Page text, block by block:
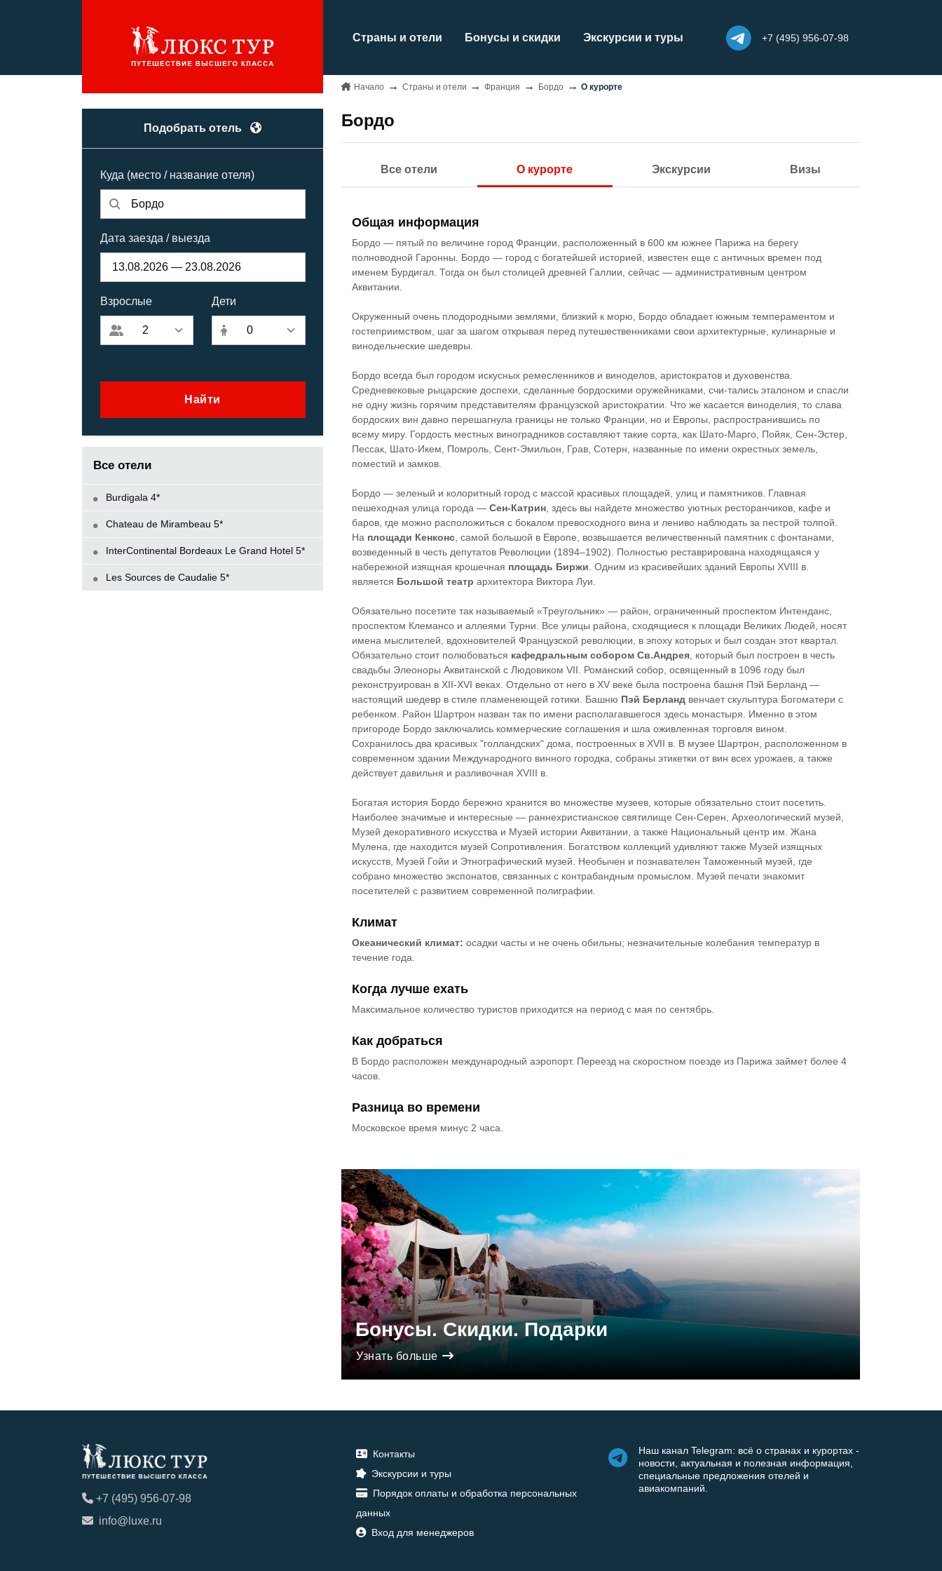
Страны и отели Бонусы и скидки Экскурсии и туры +7 (495) 956-07-98
Подобрать отель
Куда (место / название отеля)
Дата заезда / выезда
Взрослые Дети
Найти
Все отели
Burdigala 4*
Chаteau de Mirambeau 5*
InterContinental Bordeaux Le Grand Hotel 5*
Les Sources de Caudalie 5*
Начало Страны и отели Франция Бордо О курорте
Бордо
Все отели О курорте Экскурсии Визы
Общая информация
Бордо — пятый по величине город Франции, расположенный в 600 км южнее Парижа на берегу
полноводной Гаронны. Бордо — город с богатейшей историей, известен еще с античных времен под
именем Бурдигал. Тогда он был столицей древней Галлии, сейчас — административным центром
Аквитании.
Окруженный очень плодородными землями, близкий к морю, Бордо обладает южным темпераментом и
гостеприимством, шаг за шагом открывая перед путешественниками свои архитектурные, кулинарные и
винодельческие шедевры.
Бордо всегда был городом искусных ремесленников и виноделов, аристократов и духовенства.
Средневековые рыцарские доспехи, сделанные бордоскими оружейниками, счи-тались эталоном и спасли
не одну жизнь горячим представителям французской аристократии. Что же касается виноделия, то слава
бордоских вин давно перешагнула границы не только Франции, но и Европы, распространившись по
всему миру. Гордость местных виноградников составляют такие сорта, как Шато-Марго, Пойяк, Сен-Эстер,
Пессак, Шато-Икем, Помроль, Сент-Эмильон, Грав, Сотерн, названные по имени окрестных земель,
поместий и замков.
Бордо — зеленый и колоритный город с массой красивых площадей, улиц и памятников. Главная
пешеходная улица города — Сен-Катрин , здесь вы найдете множество уютных ресторанчиков, кафе и
баров, где можно расположиться с бокалом превосходного вина и лениво наблюдать за пестрой толпой.
На площади Кенконс , самой большой в Европе, возвышается величественный памятник с фонтанами,
возведенный в честь депутатов Революции (1894–1902). Полностью реставрирована находящаяся у
набережной изящная крошечная площадь Биржи . Одним из красивейших зданий Европы XVIII в.
является Большой театр архитектора Виктора Луи.
Обязательно посетите так называемый «Треугольник» — район, ограниченный проспектом Интенданс,
проспектом Клемансо и аллеями Турни. Все улицы района, сходящиеся к площади Великих Людей, носят
имена мыслителей, вдохновителей Французской революции, в эпоху которых и был создан этот квартал.
Обязательно стоит полюбоваться кафедральным собором Св.Андрея , который был построен в честь
свадьбы Элеоноры Аквитанской с Людовиком VII. Романский собор, освященный в 1096 году был
реконструирован в XII-XVI веках. Отдельно от него в XV веке была построена башня Пэй Берланд —
настоящий шедевр в стиле пламенеющей готики. Башню Пэй Берланд венчает скульптура Богоматери с
ребенком. Район Шартрон назван так по имени располагавшегося здесь монастыря. Именно в этом
пригороде Бордо заключались коммерческие соглашения и шла оживленная торговля вином.
Сохранилось два красивых "голландских" дома, построенных в XVII в. В музее Шартрон, расположенном в
современном здании Международного винного городка, собраны этикетки от вин всех урожаев, а также
действует давильня и разливочная XVIII в.
Богатая история Бордо бережно хранится во множестве музеев, которые обязательно стоит посетить.
Наиболее значимые и интересные — раннехристианское святилище Сен-Серен, Археологический музей,
Музей декоративного искусства и Музей истории Аквитании, а также Национальный центр им. Жана
Мулена, где находится музей Сопротивления. Богатством коллекций удивляют также Музей изящных
искусств, Музей Гойи и Этнографический музей. Необычен и познавателен Таможенный музей, где
собрано множество экспонатов, связанных с контрабандным промыслом. Музей печати знакомит
посетителей с развитием современной полиграфии.
Климат
Океанический климат: осадки часты и не очень обильны; незначительные колебания температур в
течение года.
Когда лучше ехать
Максимальное количество туристов приходится на период с мая по сентябрь.
Как добраться
В Бордо расположен международный аэропорт. Переезд на скоростном поезде из Парижа займет более 4
часов.
Разница во времени
Московское время минус 2 часа.
Бонусы. Скидки. Подарки
Узнать больше
+7 (495) 956-07-98
info@luxe.ru
Контакты
Экскурсии и туры
Порядок оплаты и обработка персональных
данных
Вход для менеджеров
Наш канал Telegram: всё о странах и курортах -
новости, актуальная и полезная информация,
специальные предложения отелей и
авиакомпаний.